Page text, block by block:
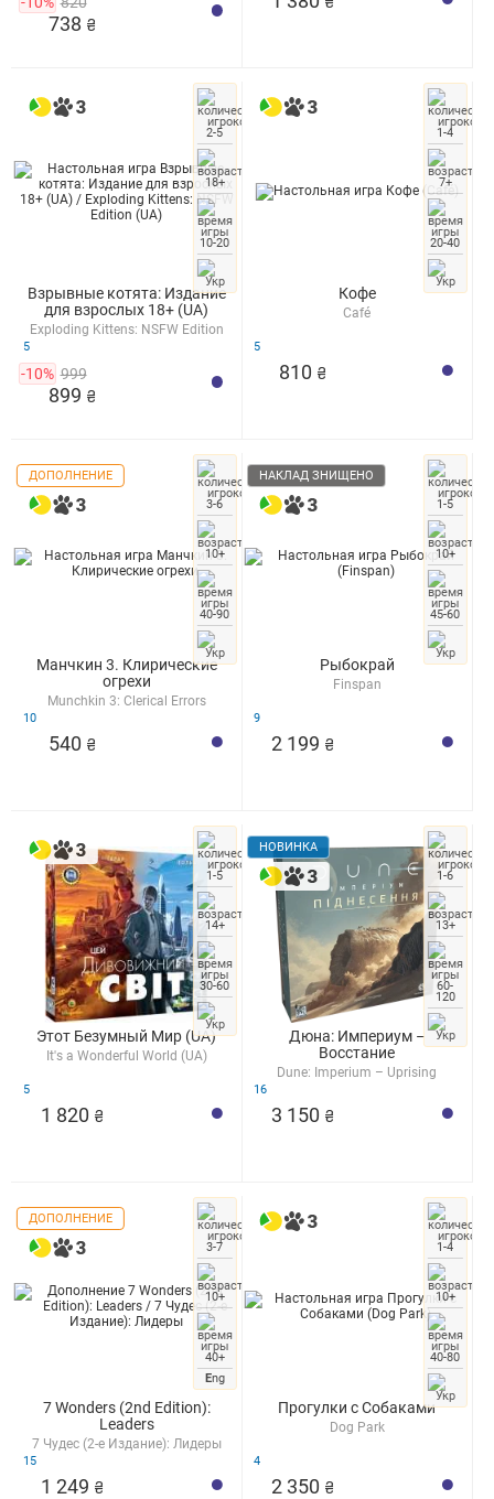
738 ₴
Взрывные котята: Издание
для взрослых 18+ (UA)
Exploding Kittens: NSFW Edition
2-5
18+
10-20
5
-10% 999
899 ₴
Кофе
Café
1-4
7+
20-40
5
810 ₴
Манчкин 3. Клирические
огрехи
Munchkin 3: Clerical Errors
3-6
10+
40-90
ДОПОЛНЕНИЕ
10
540 ₴
Рыбокрай
Finspan
1-5
10+
45-60
НАКЛАД ЗНИЩЕНО
9
2 199 ₴
Этот Безумный Мир (UA)
It's a Wonderful World (UA)
1-5
14+
30-60
5
1 820 ₴
Дюна: Империум –
Восстание
Dune: Imperium – Uprising
1-6
13+
60-
120
НОВИНКА
16
3 150 ₴
7 Wonders (2nd Edition):
Leaders
7 Чудес (2-е Издание): Лидеры
3-7
10+
40+
Eng
ДОПОЛНЕНИЕ
15
1 249 ₴
Прогулки с Cобаками
Dog Park
1-4
10+
40-80
4
2 350 ₴